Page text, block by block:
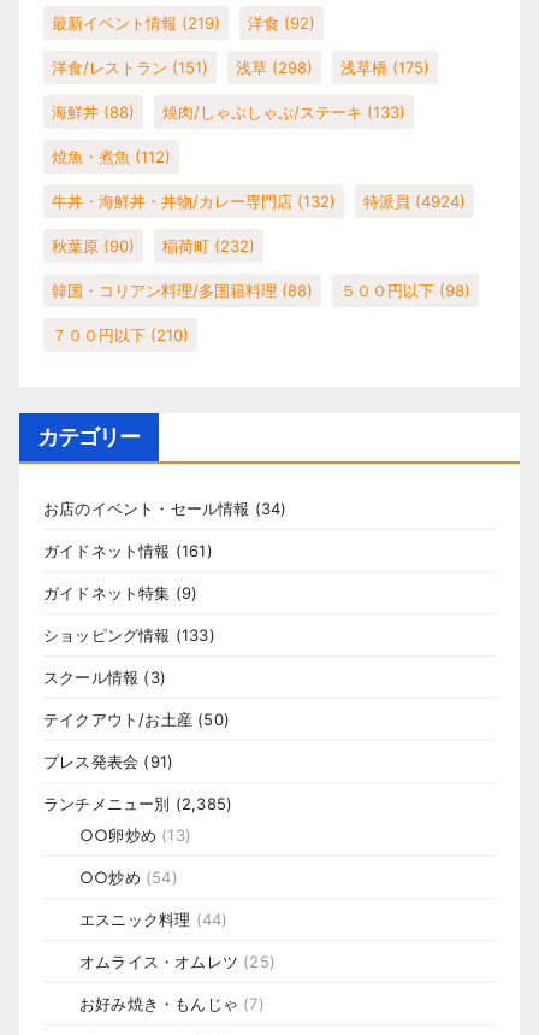
最新イベント情報 (219) 洋食 (92)
洋食/レストラン (151) 浅草 (298) 浅草橋 (175)
海鮮丼 (88) 焼肉/しゃぶしゃぶ/ステーキ (133)
焼魚・煮魚 (112)
牛丼・海鮮丼・丼物/カレー専門店 (132) 特派員 (4924)
秋葉原 (90) 稲荷町 (232)
韓国・コリアン料理/多国籍料理 (88) ５００円以下 (98)
７００円以下 (210)
カテゴリー
お店のイベント・セール情報 (34)
ガイドネット情報 (161)
ガイドネット特集 (9)
ショッピング情報 (133)
スクール情報 (3)
テイクアウト/お土産 (50)
プレス発表会 (91)
ランチメニュー別 (2,385)
○○卵炒め (13)
○○炒め (54)
エスニック料理 (44)
オムライス・オムレツ (25)
お好み焼き・もんじゃ (7)